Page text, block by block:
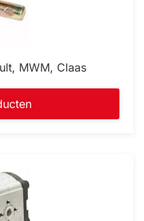
MWM, Claas